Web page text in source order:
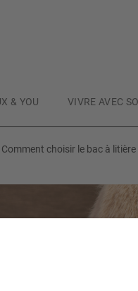
& YOU VIVRE AVEC
Comment choisir le bac à